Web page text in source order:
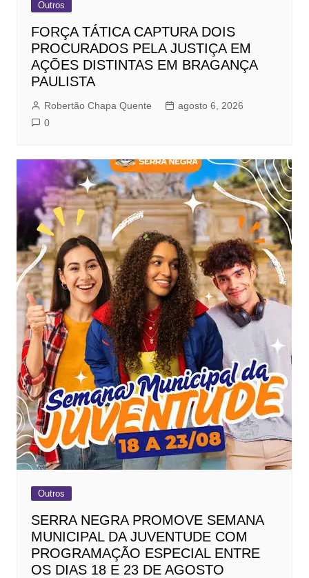
Outros
FORÇA TÁTICA CAPTURA DOIS
PROCURADOS PELA JUSTIÇA EM
AÇÕES DISTINTAS EM BRAGANÇA
PAULISTA
Robertão Chapa Quente
agosto 6, 2026
0
Outros
SERRA NEGRA PROMOVE SEMANA
MUNICIPAL DA JUVENTUDE COM
PROGRAMAÇÃO ESPECIAL ENTRE
OS DIAS 18 E 23 DE AGOSTO